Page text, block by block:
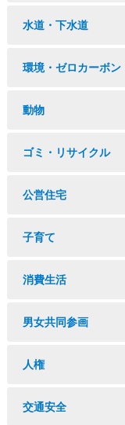
水道・下水道
環境・ゼロカーボン
動物
ゴミ・リサイクル
公営住宅
子育て
消費生活
男女共同参画
人権
交通安全